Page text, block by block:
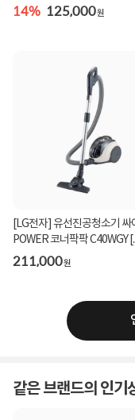
14% 125,000원
[LG전자] 유선진공청소기 싸
POWER 코너팍팍 C40WGY
211,000원
같은 브랜드의 인기